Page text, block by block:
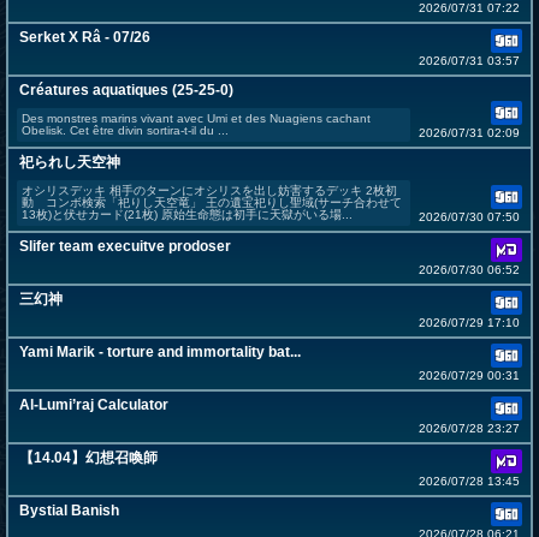
2026/07/31 07:22
Serket X Râ - 07/26
2026/07/31 03:57
Créatures aquatiques (25-25-0)
Des monstres marins vivant avec Umi et des Nuagiens cachant
Obelisk. Cet être divin sortira-t-il du ...
2026/07/31 02:09
祀られし天空神
オシリスデッキ 相手のターンにオシリスを出し妨害するデッキ 2枚初
動 コンボ検索「祀りし天空竜」 王の遺宝祀りし聖域(サーチ合わせて
13枚)と伏せカード(21枚) 原始生命態は初手に天獄がいる場...
2026/07/30 07:50
Slifer team execuitve prodoser
2026/07/30 06:52
三幻神
2026/07/29 17:10
Yami Marik - torture and immortality bat...
2026/07/29 00:31
Al-Lumi’raj Calculator
2026/07/28 23:27
【14.04】幻想召喚師
2026/07/28 13:45
Bystial Banish
2026/07/28 06:21